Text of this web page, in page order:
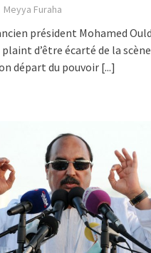
Meyya Furaha
président Mohamed
d’être écarté de la
départ du pouvoir [...]